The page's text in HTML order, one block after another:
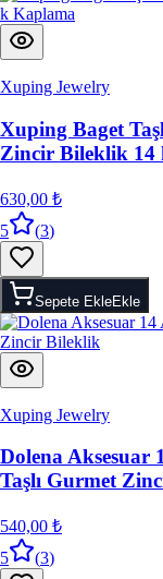
Xuping Jewelry
Xuping Baget
Zincir Bileklik 14
630,00 ₺
5
(3)
Sepete EkleEkle
Xuping Jewelry
Dolena Aksesuar
Taşlı Gurmet
540,00 ₺
5
(3)